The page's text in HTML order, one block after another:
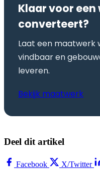
Klaar voor
converteert?
Laat een maatwerk
vindbaar en
leveren.
Bekijk maatwerk
Deel dit artikel
Facebook X/Twitter